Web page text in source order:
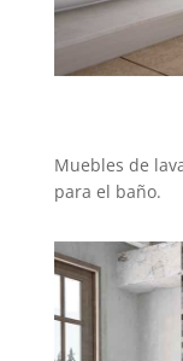
Muebles de
para el baño.